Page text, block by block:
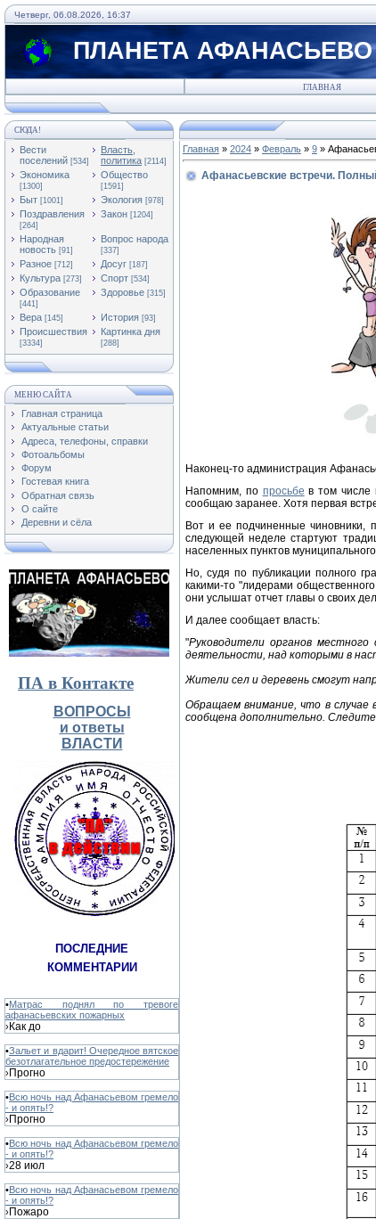
Четверг, 06.08.2026, 16:37
ПЛАНЕТА АФАНАСЬЕВО
ГЛАВНАЯ
СЮДА!
Вести
поселений [534]
Власть,
политика [2114]
Экономика
[1300]
Общество
[1591]
Быт [1001] Экология [978]
Поздравления
[264]
Закон [1204]
Народная
новость [91]
Вопрос народа
[337]
Разное [712] Досуг [187]
Культура [273] Спорт [534]
Образование
[441]
Здоровье [315]
Вера [145] История [93]
Происшествия
[3334]
Картинка дня
[288]
МЕНЮ САЙТА
Главная страница
Актуальные статьи
Адреса, телефоны, справки
Фотоальбомы
Форум
Гостевая книга
Обратная связь
О сайте
Деревни и сёла
ПА в Контакте
ВОПРОСЫ
и ответы
ВЛАСТИ
ПОСЛЕДНИЕ
КОММЕНТАРИИ
•Матрас поднял по тревоге
афанасьевских пожарных
›Как до
•Зальет и вдарит! Очередное вятское
безотлагательное предостережение
›Прогно
•Всю ночь над Афанасьевом гремело
- и опять!?
›Прогно
•Всю ночь над Афанасьевом гремело
- и опять!?
›28 июл
•Всю ночь над Афанасьевом гремело
- и опять!?
›Пожаро
Главная » 2024 » Февраль » 9 »
Афанасьевские встречи.
Наконец-то администрация
Напомним, по просьбе в том числе
сообщаю заранее. Хотя первая
Вот и ее подчиненные чиновники,
следующей неделе стартуют
населенных пунктов
Но, судя по публикации полного
какими-то "лидерами
они услышат отчет главы о своих
И далее сообщает власть:
"Руководители органов местного
деятельности, над которыми в
Жители сел и деревень смогут
Обращаем внимание, что в случае
сообщена дополнительно. Следите